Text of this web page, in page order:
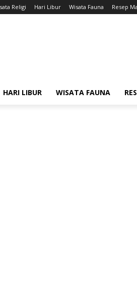
Religi Hari Libur Wisata Fauna Resep
HARI LIBUR WISATA FAUNA